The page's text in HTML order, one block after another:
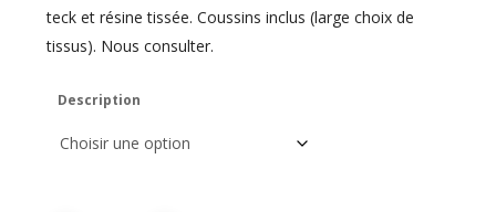
teck et résine tissée. Coussins inclus (large choix de
tissus). Nous consulter.
Description